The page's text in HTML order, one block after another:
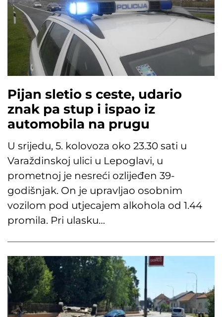
Pijan sletio s ceste, udario
znak pa stup i ispao iz
automobila na prugu
U srijedu, 5. kolovoza oko 23.30 sati u
Varaždinskoj ulici u Lepoglavi, u
prometnoj je nesreći ozlijeđen 39-
godišnjak. On je upravljao osobnim
vozilom pod utjecajem alkohola od 1.44
promila. Pri ulasku…